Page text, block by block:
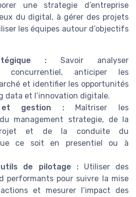
une strategie d’entreprise
du digital, à gérer des projets
les équipes autour d’objectifs
: Savoir analyser
concurrentiel, anticiper les
et identifier les opportunités
data et l’innovation digitale.
et gestion :Maîtriser les
management strategie, de la
et de la conduite du
ce soit en presentiel ou à
de pilotage :Utiliser des
performants pour suivre la mise
et mesurer l’impact des